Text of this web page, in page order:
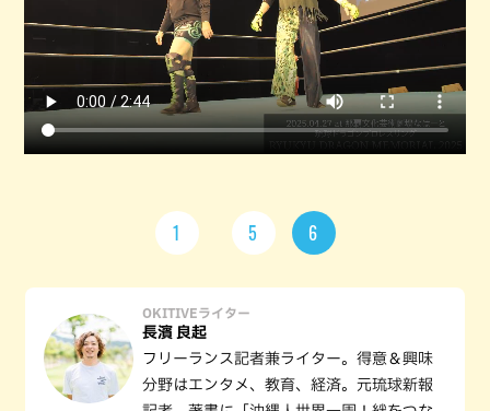
1 5 6
OKITIVEライター
長濱 良起
フリーランス記者兼ライター。得意＆興味
分野はエンタメ、教育、経済。元琉球新報